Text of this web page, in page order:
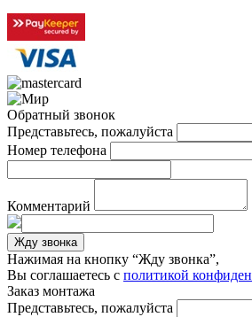
Обратный звонок
Представьтесь, пожалуйста
Номер телефона
Комментарий
Жду звонка
Нажимая на кнопку “Жду звонка”,
Вы соглашаетесь с политикой
Заказ монтажа
Представьтесь, пожалуйста